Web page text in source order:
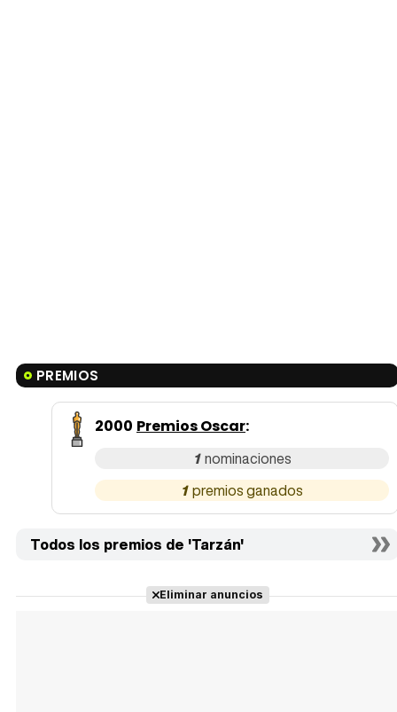
PREMIOS
2000 Premios Oscar:
1
1
Todos los premios de 'Tarzán'
Eliminar anuncios